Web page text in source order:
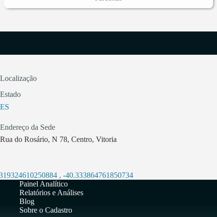
Localização
Estado
ES
Endereço da Sede
Rua do Rosário, N 78, Centro, Vitoria
, -40.333864761850734
Painel Analítico
Relatórios e Análises
Blog
Sobre o Cadastro